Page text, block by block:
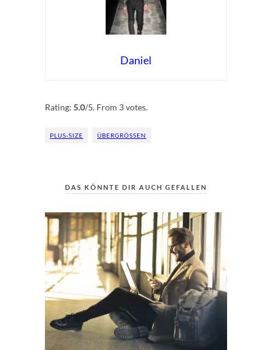
Daniel
Rating: 5.0/5. From 3 votes.
PLUS-SIZE ÜBERGRÖSSEN
DAS KÖNNTE DIR AUCH GEFALLEN